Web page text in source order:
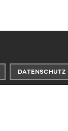
DATENSCHUTZ